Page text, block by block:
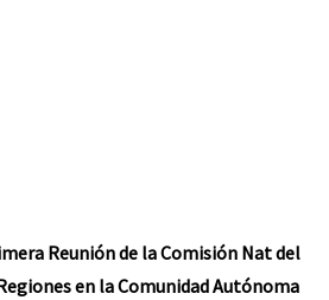
Reunión de la Comisión Nat del
en la Comunidad Autónoma